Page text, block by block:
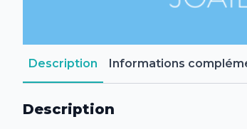
Description Informations
Description